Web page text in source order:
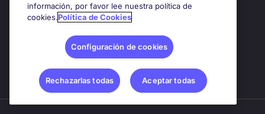
4.8
información, por favor lee nuestra política de
cookies.Política de Cookies
Configuración de cookies
Rechazarlas todas Aceptar todas